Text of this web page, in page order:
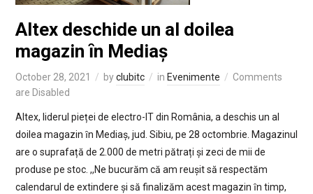
Altex deschide un al doilea
magazin ȋn Mediaș
October 28, 2021 byclubitc in Evenimente
Comments
are Disabled
Altex, liderul pieței de electro-IT din România, a deschis un al
doilea magazin ȋn Mediaș, jud. Sibiu, pe 28 octombrie. Magazinul
are o suprafață de 2.000 de metri pătrați și zeci de mii de
produse pe stoc. ,,Ne bucurăm că am reușit să respectăm
calendarul de extindere și să finalizăm acest magazin ȋn timp,